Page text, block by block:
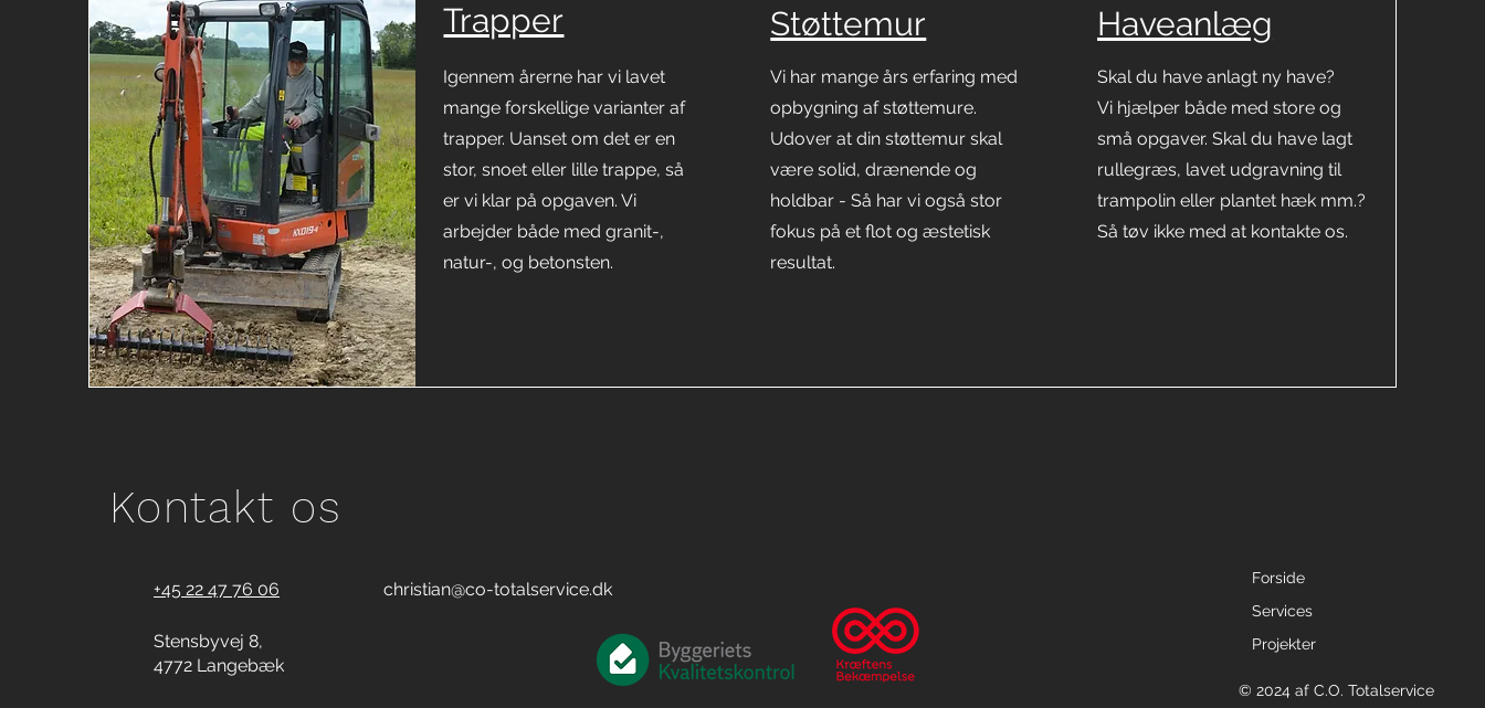
Trapper
Igennem årerne har vi lavet
mange forskellige varianter af
trapper. Uanset om det er en
stor, snoet eller lille trappe, så
er vi klar på opgaven. Vi
arbejder både med granit-,
natur-, og betonsten.
Støttemur
Vi har mange års erfaring med
opbygning af støttemure.
Udover at din støttemur skal
være solid, drænende og
holdbar - Så har vi også stor
fokus på et flot og æstetisk
resultat.
Haveanlæg
Skal du have anlagt ny have?
Vi hjælper både med store og
små opgaver. Skal du have lagt
rullegræs, lavet udgravning til
trampolin eller plantet hæk mm.?
Så tøv ikke med at kontakte os.
Kontakt os
christian@co-totalservice.dk
+45 22 47 76 06
Stensbyvej 8,
4772 Langebæk
Forside
Services
Projekter
© 2024 af C.O. Totalservice